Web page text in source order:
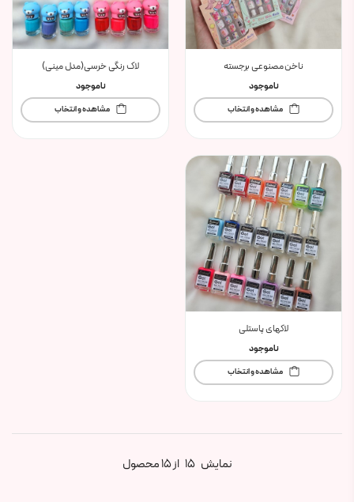
ناخن مصنوعی برجسته
ناموجود
مشاهده و انتخاب
لاک رنگی خرسی‌(مدل مینی)
ناموجود
مشاهده و انتخاب
لاکهای پاستلی
ناموجود
مشاهده و انتخاب
نمایش 15 از 15 محصول